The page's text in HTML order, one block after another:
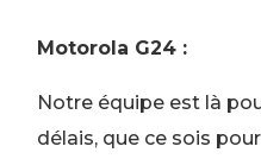
Motorola G24 :
Notre équipe est là
délais, que ce sois